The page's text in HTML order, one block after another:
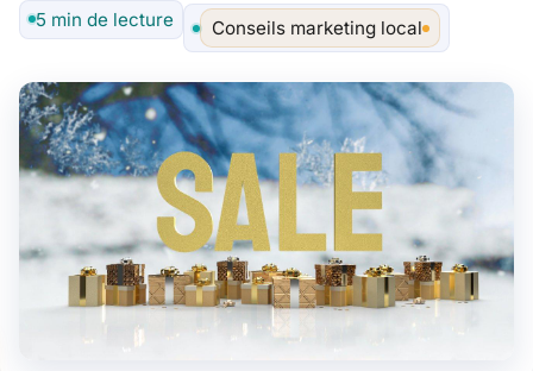
5 min de lecture Conseils marketing local